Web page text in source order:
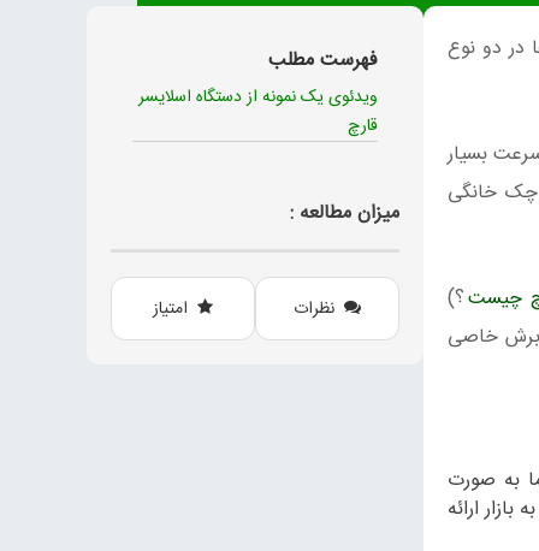
در دو نوع
بسیار
خانگی
چیست؟)
برش خاصی
به صورت
بازار ارائه
فهرست مطلب
ویدئوی یک نمونه از دستگاه اسلايسر
قارچ
میزان مطالعه :
نظرات امتیاز